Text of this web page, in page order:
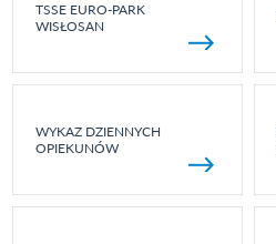
TSSE EURO-PARK
WISŁOSAN
WYKAZ DZIENNYCH
OPIEKUNÓW